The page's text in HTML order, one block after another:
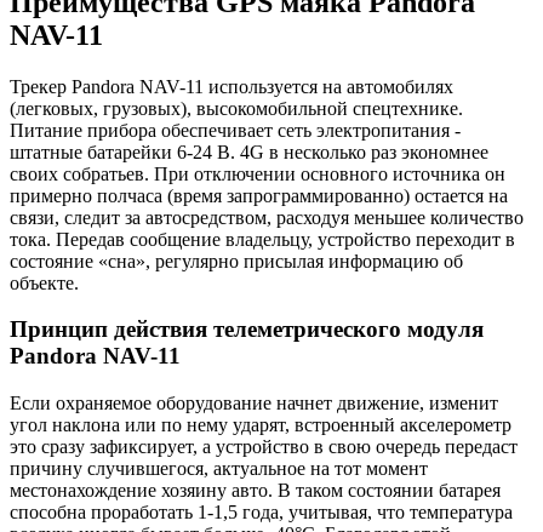
NAV-11
Трекер Pandora NAV-11 используется на автомобилях
(легковых, грузовых), высокомобильной спецтехнике.
Питание прибора обеспечивает сеть электропитания -
штатные батарейки 6-24 В. 4G в несколько раз экономнее
своих собратьев. При отключении основного источника он
примерно полчаса (время запрограммированно) остается на
связи, следит за автосредством, расходуя меньшее количество
тока. Передав сообщение владельцу, устройство переходит в
состояние «сна», регулярно присылая информацию об
объекте.
Принцип действия телеметрического модуля
Pandora NAV-11
Если охраняемое оборудование начнет движение, изменит
угол наклона или по нему ударят, встроенный акселерометр
это сразу зафиксирует, а устройство в свою очередь передаст
причину случившегося, актуальное на тот момент
местонахождение хозяину авто. В таком состоянии батарея
способна проработать 1-1,5 года, учитывая, что температура